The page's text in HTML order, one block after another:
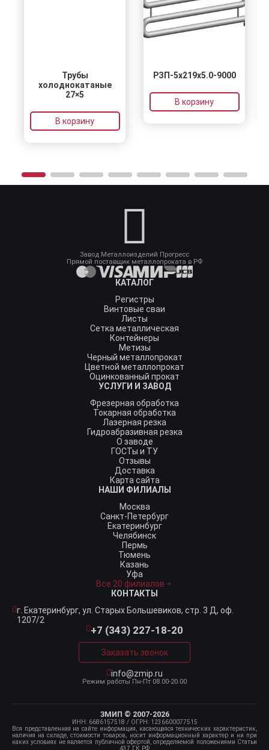
Трубы
холоднокатаные
27×5
В корзину
РЗП-5x219x5.0-9000
В корзину
Завод Металлоизделий Прогресс
Прямой поставщик металлопроката в РФ
КАТАЛОГ
Регистры
Винтовые сваи
Листы
Сетка металлическая
Контейнеры
Метизы
Черный металлопрокат
Цветной металлопрокат
Оцинкованный прокат
УСЛУГИ И ЗАВОД
Фрезерная обработка
Токарная обработка
Лазерная резка
Гидроабразивная резка
О заводе
ГОСТы и ТУ
Отзывы
Доставка
Карта сайта
НАШИ ФИЛИАЛЫ
Москва
Санкт-Петербург
Екатеринбург
Челябинск
Пермь
Тюмень
Казань
Уфа
Все 20 филиалов
КОНТАКТЫ
г. Екатеринбург, ул. Старых Большевиков, стр. 3 Д, оф.
1207/2
+7 (343) 227-18-20
Заказать звонок
info@zmip.ru
Режим работы Пн-Пт 08.00-20.00
ЗМИП © 2007-2026
ИНН: 6686157518 / ОГРН: 1236600077515
Вся представленная на сайте информация, касающаяся технических характеристик,
наличия на складе, стоимости товаров, носит информационный характер и ни при
каких условиях не является публичной офертой, определяемой положениями Статьи
437 ГК РФ